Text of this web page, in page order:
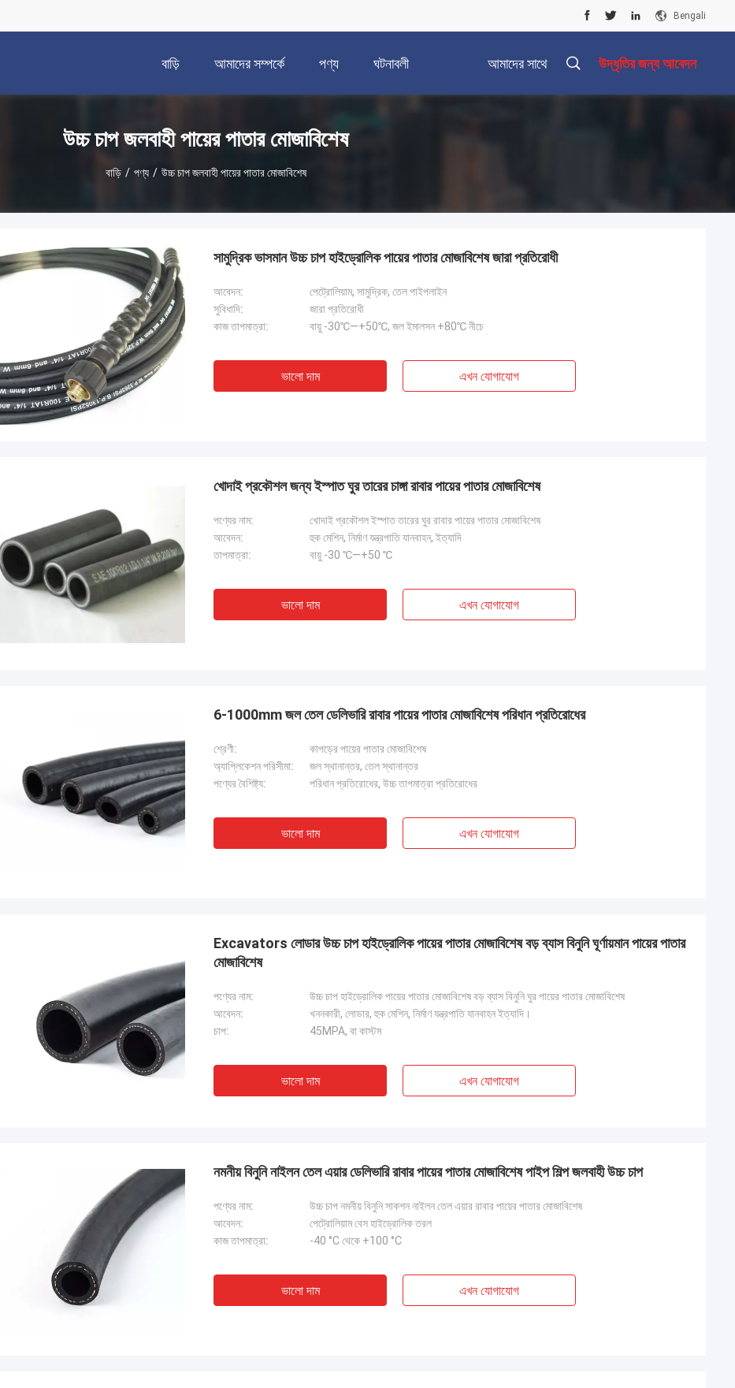
Bengali
বাড়ি আমাদের সম্পর্কে পণ্য ঘটনাবলী আমাদের সাথে উদ্ধৃতির জন্য আবেদন
উচ্চ চাপ জলবাহী পায়ের পাতার মোজাবিশেষ
বাড়ি / পণ্য / উচ্চ চাপ জলবাহী পায়ের পাতার মোজাবিশেষ
২০২০ সালে হংকমের সাথে সহযোগিতা করার পর থেকে, তাদের
নৌ-গ্রেডের রাবার ডায়াফ্রাগম এবং শিল্প শক শোষকগুলি শূন্য
ব্যর্থতার পারফরম্যান্স সরবরাহ করেছে,আমাদের বন্দর ক্রেনের
জন্য নিরবচ্ছিন্ন অপারেশন নিশ্চিত করা, ড্রেজার প্রপুলশন
সিস্টেম, এবং এলএনজি ক্যারিয়ার সরঞ্জাম।
সামুদ্রিক ভাসমান উচ্চ চাপ হাইড্রোলিক পায়ের পাতার মোজাবিশেষ জারা প্রতিরোধী
আবেদন:
পেট্রোলিয়াম, সামুদ্রিক, তেল পাইপলাইন
সুবিধাদি:
জারা প্রতিরোধী
কাজ তাপমাত্রা:
বায়ু -30℃—+50℃, জল ইমালসন +80℃ নীচে
ভালো দাম এখন যোগাযোগ
খোদাই প্রকৌশল জন্য ইস্পাত ঘুর তারের চাঙ্গা রাবার পায়ের পাতার মোজাবিশেষ
পণ্যের নাম:
খোদাই প্রকৌশল ইস্পাত তারের ঘুর রাবার পায়ের পাতার মোজাবিশেষ
আবেদন:
হুক মেশিন, নির্মাণ যন্ত্রপাতি যানবাহন, ইত্যাদি
তাপমাত্রা:
বায়ু -30 ℃—+50 ℃
ভালো দাম এখন যোগাযোগ
6-1000mm জল তেল ডেলিভারি রাবার পায়ের পাতার মোজাবিশেষ পরিধান প্রতিরোধের
শ্রেণী:
কাপড়ের পায়ের পাতার মোজাবিশেষ
অ্যাপ্লিকেশন পরিসীমা:
জল স্থানান্তর, তেল স্থানান্তর
পণ্যের বৈশিষ্ট্য:
পরিধান প্রতিরোধের, উচ্চ তাপমাত্রা প্রতিরোধের
ভালো দাম এখন যোগাযোগ
Excavators লোডার উচ্চ চাপ হাইড্রোলিক পায়ের পাতার মোজাবিশেষ বড় ব্যাস বিনুনি ঘূর্ণায়মান পায়ের পাতার
মোজাবিশেষ
পণ্যের নাম:
উচ্চ চাপ হাইড্রোলিক পায়ের পাতার মোজাবিশেষ বড় ব্যাস বিনুনি ঘুর পায়ের পাতার মোজাবিশেষ
আবেদন:
খননকারী, লোডার, হুক মেশিন, নির্মাণ যন্ত্রপাতি যানবাহন ইত্যাদি।
চাপ:
45MPA, বা কাস্টম
ভালো দাম এখন যোগাযোগ
নমনীয় বিনুনি নাইলন তেল এয়ার ডেলিভারি রাবার পায়ের পাতার মোজাবিশেষ পাইপ শিল্প জলবাহী উচ্চ চাপ
পণ্যের নাম:
উচ্চ চাপ নমনীয় বিনুনি সাকশন নাইলন তেল এয়ার রাবার পায়ের পাতার মোজাবিশেষ
আবেদন:
পেট্রোলিয়াম বেস হাইড্রোলিক তরল
কাজ তাপমাত্রা:
-40 °C থেকে +100 °C
ভালো দাম এখন যোগাযোগ